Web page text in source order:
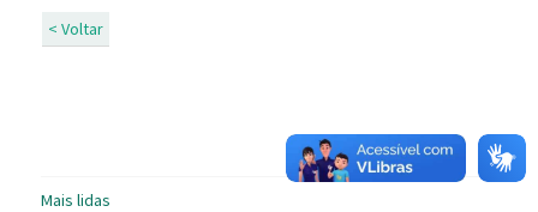
< Voltar
Mais lidas